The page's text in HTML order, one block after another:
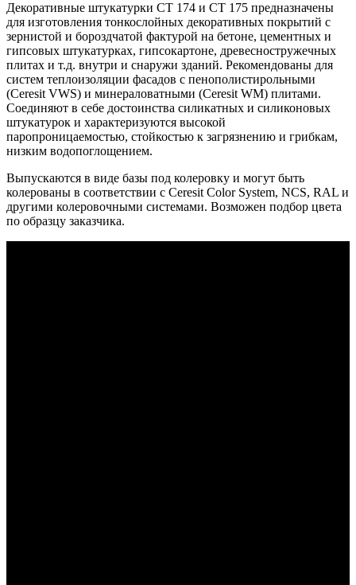
Декоративные штукатурки CT 174 и CT 175 предназначены
для изготовления тонкослойных декоративных покрытий с
зернистой и бороздчатой фактурой на бетоне, цементных и
гипсовых штукатурках, гипсокартоне, древесностружечных
плитах и т.д. внутри и снаружи зданий. Рекомендованы для
систем теплоизоляции фасадов с пенополистирольными
(Ceresit VWS) и минераловатными (Ceresit WM) плитами.
Соединяют в себе достоинства силикатных и силиконовых
штукатурок и характеризуются высокой
паропроницаемостью, стойкостью к загрязнению и грибкам,
низким водопоглощением.
Выпускаются в виде базы под колеровку и могут быть
колерованы в соответствии с Ceresit Color System, NCS, RAL и
другими колеровочными системами. Возможен подбор цвета
по образцу заказчика.